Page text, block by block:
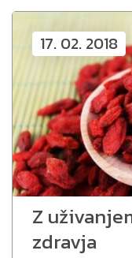
17. 02. 2018
Z
zdravja